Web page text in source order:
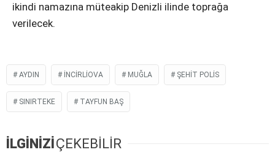
ikindi namazına müteakip Denizli ilinde toprağa
verilecek.
AYDIN INCIRLIOVA MUĞLA ŞEHIT POLIS
SINIRTEKE TAYFUN BAŞ
İLGİNİZİÇEKEBİLİR